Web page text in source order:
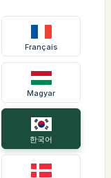
Français
Magyar
한국어